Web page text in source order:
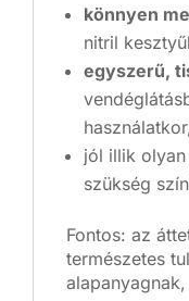
könnyen
nitril
egyszerű,
használatkor,
jól illik
szükség
Fontos: az
természetes